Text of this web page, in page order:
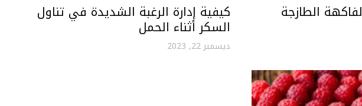
الطازجة كيفية إدارة الرغبة الشديدة في تناول
السكر أثناء الحمل
ديسمبر 22, 2023